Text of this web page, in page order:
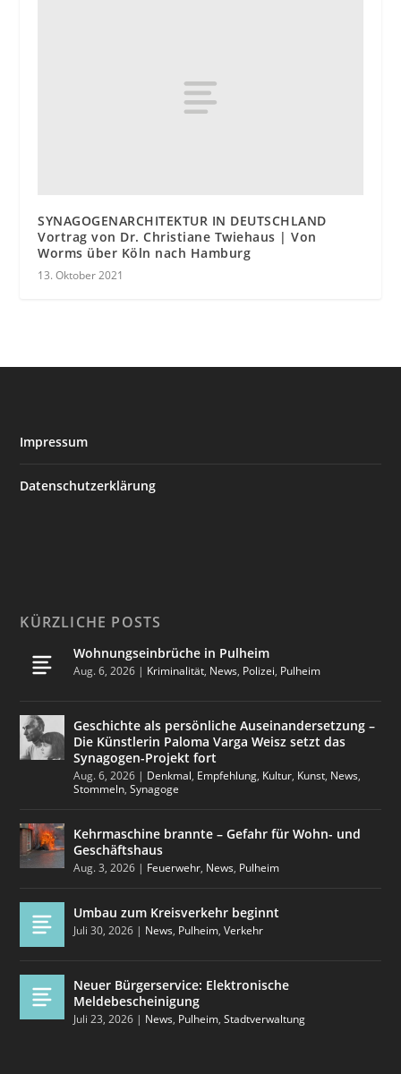
SYNAGOGENARCHITEKTUR IN DEUTSCHLAND
Vortrag von Dr. Christiane Twiehaus | Von
Worms über Köln nach Hamburg
13. Oktober 2021
Impressum
Datenschutzerklärung
KÜRZLICHE POSTS
Wohnungseinbrüche in Pulheim
Aug. 6, 2026 | Kriminalität, News, Polizei, Pulheim
Geschichte als persönliche Auseinandersetzung –
Die Künstlerin Paloma Varga Weisz setzt das
Synagogen-Projekt fort
Aug. 6, 2026 | Denkmal, Empfehlung, Kultur, Kunst, News,
Stommeln,Synagoge
Kehrmaschine brannte – Gefahr für Wohn- und
Geschäftshaus
Aug. 3, 2026 | Feuerwehr, News, Pulheim
Umbau zum Kreisverkehr beginnt
Juli 30, 2026 | News, Pulheim,Verkehr
Neuer Bürgerservice: Elektronische
Meldebescheinigung
Juli 23, 2026 | News, Pulheim,Stadtverwaltung